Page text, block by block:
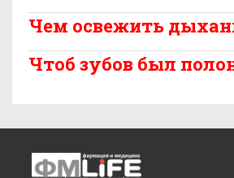
Чем освежить
Чтоб зубов был